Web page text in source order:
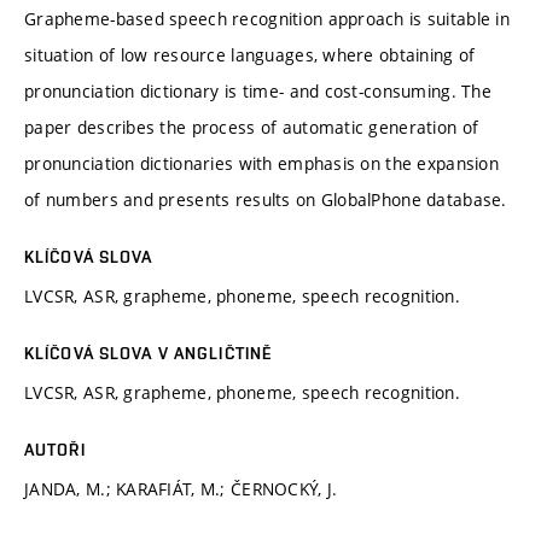
Grapheme-based speech recognition approach is suitable in
situation of low resource languages, where obtaining of
pronunciation dictionary is time- and cost-consuming. The
paper describes the process of automatic generation of
pronunciation dictionaries with emphasis on the expansion
of numbers and presents results on GlobalPhone database.
KLÍČOVÁ SLOVA
LVCSR, ASR, grapheme, phoneme, speech recognition.
KLÍČOVÁ SLOVA V ANGLIČTINĚ
LVCSR, ASR, grapheme, phoneme, speech recognition.
AUTOŘI
JANDA, M.; KARAFIÁT, M.; ČERNOCKÝ, J.